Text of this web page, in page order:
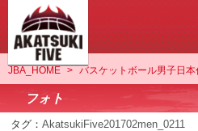
JBA_HOME > バスケットボール男子日
フォト
タグ： AkatsukiFive201702men_0211